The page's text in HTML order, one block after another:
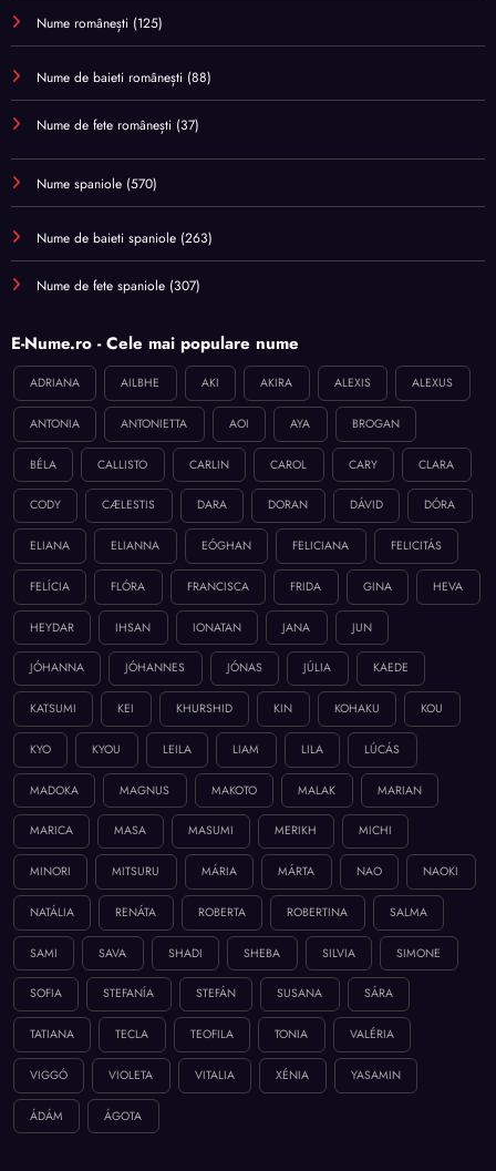
Nume românești (125)
Nume de baieti românești (88)
Nume de fete românești (37)
Nume spaniole (570)
Nume de baieti spaniole (263)
Nume de fete spaniole (307)
E-Nume.ro - Cele mai populare nume
ADRIANA AILBHE AKI AKIRA ALEXIS ALEXUS
ANTONIA ANTONIETTA AOI AYA BROGAN
BÉLA CALLISTO CARLIN CAROL CARY CLARA
CODY CÆLESTIS DARA DORAN DÁVID DÓRA
ELIANA ELIANNA EÓGHAN FELICIANA FELICITÁS
FELÍCIA FLÓRA FRANCISCA FRIDA GINA HEVA
HEYDAR IHSAN IONATAN JANA JUN
JÓHANNA JÓHANNES JÓNAS JÚLIA KAEDE
KATSUMI KEI KHURSHID KIN KOHAKU KOU
KYO KYOU LEILA LIAM LILA LÚCÁS
MADOKA MAGNUS MAKOTO MALAK MARIAN
MARICA MASA MASUMI MERIKH MICHI
MINORI MITSURU MÁRIA MÁRTA NAO NAOKI
NATÁLIA RENÁTA ROBERTA ROBERTINA SALMA
SAMI SAVA SHADI SHEBA SILVIA SIMONE
SOFIA STEFANÍA STEFÁN SUSANA SÁRA
TATIANA TECLA TEOFILA TONIA VALÉRIA
VIGGÓ VIOLETA VITALIA XÉNIA YASAMIN
ÁDÁM ÁGOTA